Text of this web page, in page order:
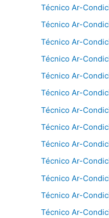
Técnico Ar-
Técnico Ar-
Técnico Ar-
Técnico Ar-
Técnico Ar-
Técnico Ar-
Técnico Ar-
Técnico Ar-
Técnico Ar-
Técnico Ar-
Técnico Ar-
Técnico Ar-
Técnico Ar-